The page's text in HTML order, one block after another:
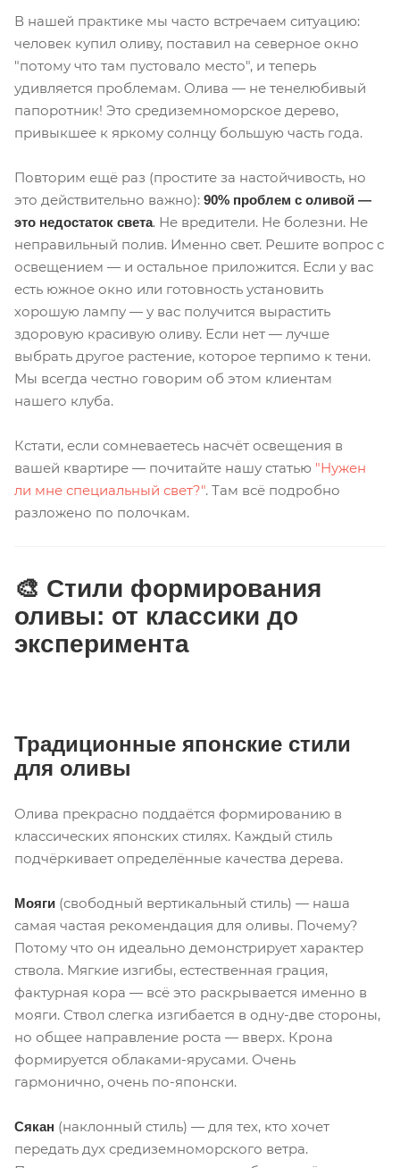
В нашей практике мы часто встречаем ситуацию:
человек купил оливу, поставил на северное окно
"потому что там пустовало место", и теперь
удивляется проблемам. Олива — не тенелюбивый
папоротник! Это средиземноморское дерево,
привыкшее к яркому солнцу большую часть года.
Повторим ещё раз (простите за настойчивость, но
это действительно важно): 90% проблем с оливой —
это недостаток света. Не вредители. Не болезни. Не
неправильный полив. Именно свет. Решите вопрос с
освещением — и остальное приложится. Если у вас
есть южное окно или готовность установить
хорошую лампу — у вас получится вырастить
здоровую красивую оливу. Если нет — лучше
выбрать другое растение, которое терпимо к тени.
Мы всегда честно говорим об этом клиентам
нашего клуба.
Кстати, если сомневаетесь насчёт освещения в
вашей квартире — почитайте нашу статью "Нужен
ли мне специальный свет?". Там всё подробно
разложено по полочкам.
🎨 Стили формирования
оливы: от классики до
эксперимента
Традиционные японские стили
для оливы
Олива прекрасно поддаётся формированию в
классических японских стилях. Каждый стиль
подчёркивает определённые качества дерева.
Мояги (свободный вертикальный стиль) — наша
самая частая рекомендация для оливы. Почему?
Потому что он идеально демонстрирует характер
ствола. Мягкие изгибы, естественная грация,
фактурная кора — всё это раскрывается именно в
мояги. Ствол слегка изгибается в одну-две стороны,
но общее направление роста — вверх. Крона
формируется облаками-ярусами. Очень
гармонично, очень по-японски.
Сякан (наклонный стиль) — для тех, кто хочет
передать дух средиземноморского ветра.